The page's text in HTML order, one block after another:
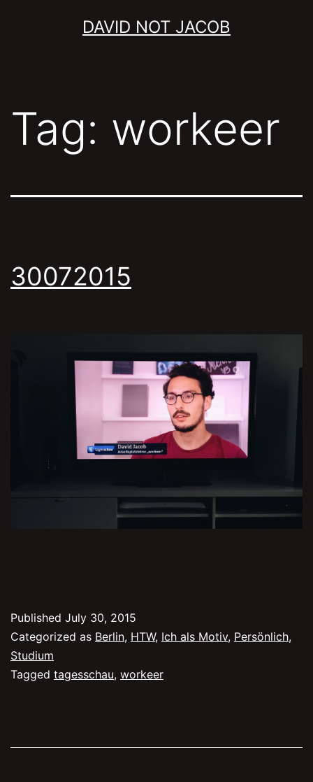
DAVID NOT JACOB
Tag: workeer
30072015
Published July 30, 2015
Categorized as Berlin, HTW, Ich als Motiv, Persönlich,
Studium
Tagged tagesschau, workeer